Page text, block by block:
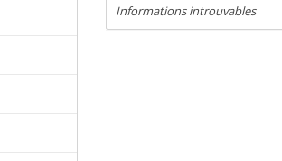
Informations introuvables